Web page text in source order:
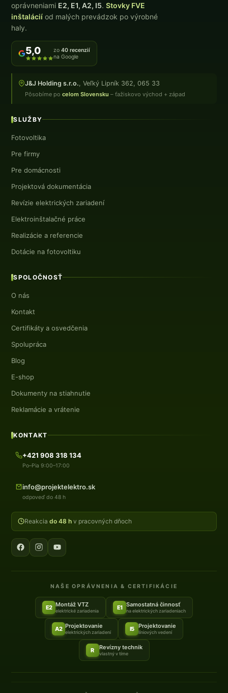
oprávneniami E2, E1, A2, I5.Stovky FVE
inštalácií od malých prevádzok po výrobné
haly.
5,0 zo40 recenzií
na Google
J&J Holding s.r.o. , Veľký Lipník 362, 065 33
Pôsobíme pocelom Slovensku – ťažiskovo východ + západ
SLUŽBY
Fotovoltika
Pre firmy
Pre domácnosti
Projektová dokumentácia
Revízie elektrických zariadení
Elektroinštalačné práce
Realizácie a referencie
Dotácie na fotovoltiku
SPOLOČNOSŤ
O nás
Kontakt
Certifikáty a osvedčenia
Spolupráca
Blog
E-shop
Dokumenty na stiahnutie
Reklamácie a vrátenie
KONTAKT
+421 908 318 134
Po–Pia 9:00–17:00
info@projektelektro.sk
odpoveď do 48 h
Reakciado 48 h v pracovných dňoch
NAŠE OPRÁVNENIA & CERTIFIKÁCIE
E2 Montáž VTZ
elektrické zariadenia E1 Samostatná činnosť
na elektrických zariadeniach
A2 Projektovanie
elektrických zariadení I5 Projektovanie
líniových vedení
R Revízny technik
vlastný v tíme